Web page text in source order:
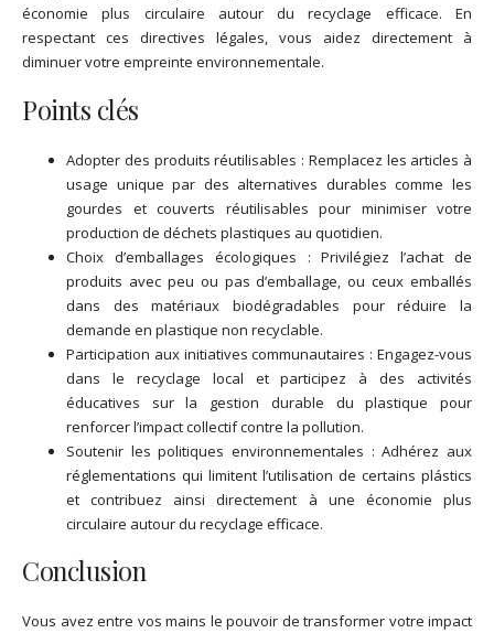
économie plus circulaire autour du recyclage efficace. En
respectant ces directives légales, vous aidez directement à
diminuer votre empreinte environnementale.
Points clés
Adopter des produits réutilisables : Remplacez les articles à
usage unique par des alternatives durables comme les
gourdes et couverts réutilisables pour minimiser votre
production de déchets plastiques au quotidien.
Choix d’emballages écologiques : Privilégiez l’achat de
produits avec peu ou pas d’emballage, ou ceux emballés
dans des matériaux biodégradables pour réduire la
demande en plastique non recyclable.
Participation aux initiatives communautaires : Engagez-vous
dans le recyclage local et participez à des activités
éducatives sur la gestion durable du plastique pour
renforcer l’impact collectif contre la pollution.
Soutenir les politiques environnementales : Adhérez aux
réglementations qui limitent l’utilisation de certains plástics
et contribuez ainsi directement à une économie plus
circulaire autour du recyclage efficace.
Conclusion
Vous avez entre vos mains le pouvoir de transformer votre impact